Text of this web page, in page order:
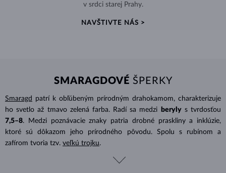
v srdci starej Prahy.
NAVŠTIVTE NÁS >
SMARAGDOVÉ ŠPERKY
Smaragd
patrí k obľúbeným prírodným drahokamom, charakterizuje
ho svetlo až tmavo zelená farba. Radí sa medzi
beryly s tvrdosťou
7,5–8. Medzi poznávacie znaky patria drobné praskliny a inklúzie,
ktoré sú dôkazom jeho prírodného pôvodu. Spolu s rubínom a
zafírom tvoria tzv. veľkú trojku.